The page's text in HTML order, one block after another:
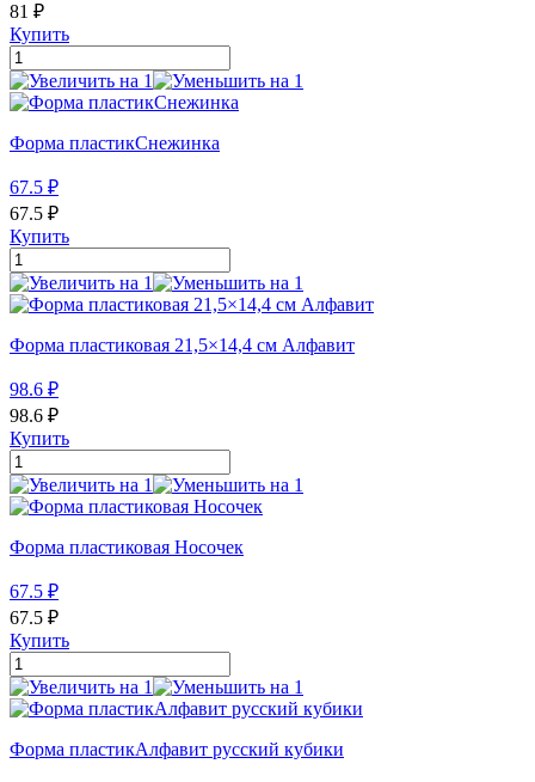
81 ₽
Купить
Форма пластикСнежинка
67.5 ₽
67.5 ₽
Купить
Форма пластиковая 21,5×14,4 см Алфавит
98.6 ₽
98.6 ₽
Купить
Форма пластиковая Носочек
67.5 ₽
67.5 ₽
Купить
Форма пластикАлфавит русский кубики